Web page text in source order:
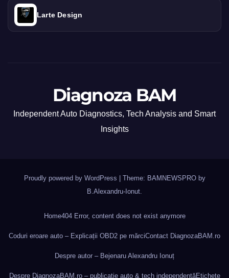
Larte Design
Diagnoza BAM
Independent Auto Diagnostics, Tech Analysis and Smart
Insights
Proudly powered by WordPress
Theme: BAMNEWSPRO by
B.Alexandru-Ionut.
Home404 Error, content does not exist anymore
Coduri eroare auto – Explicații OBD2 pe mărciContact DiagnozaBAM.ro
Despre autor – Bejenaru Alexandru Ionuț
Despre DiagnozaBAM.ro – publicație auto & tech independentăEtichete